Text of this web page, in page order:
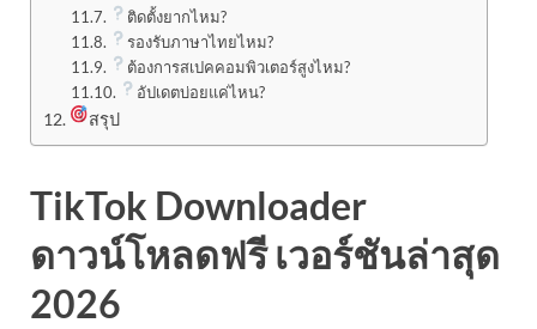
ติดตั้งยากไหม?
รองรับภาษาไทยไหม?
ต้องการสเปคคอมพิวเตอร์สูงไหม?
อัปเดตบ่อยแค่ไหน?
สรุป
TikTok Downloader
ดาวน์โหลดฟรี เวอร์ชันล่าสุด
2026